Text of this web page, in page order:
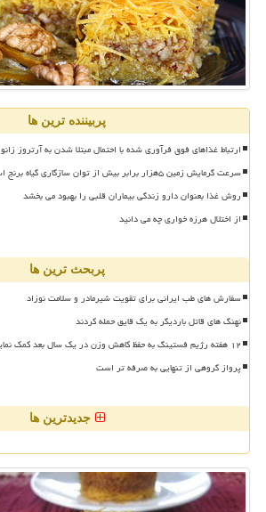
پربیننده ترین ها
ارتباط غذاهای فوق فرآوری شده با احتمال مبتلا شدن به آرتروز زانو
سرعت گرمایش زمین ۵هزار برابر بیش از توان سازگاری گیاه برنج است
روش غذا بعنوان دارو زندگی بیماران قلبی را بهبود می بخشد
از اختلال هرزه خواری چه می دانید
پربحث ترین ها
سفارش های طب ایرانی برای تقویت شیرمادر و سلامت نوزاد
نهنگ های قاتل باردیگر به یک قایق حمله کردند
۱۲ هفته رژیم فستینگ به حفظ کاهش وزن در یک سال بعد کمک نماید
پرواز گروهی از تنهایی به صرفه تر است
جدیدترین ها